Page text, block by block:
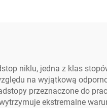
niklu, jedna z klas
na wyjątkową
przeznaczone do
ekstremalne